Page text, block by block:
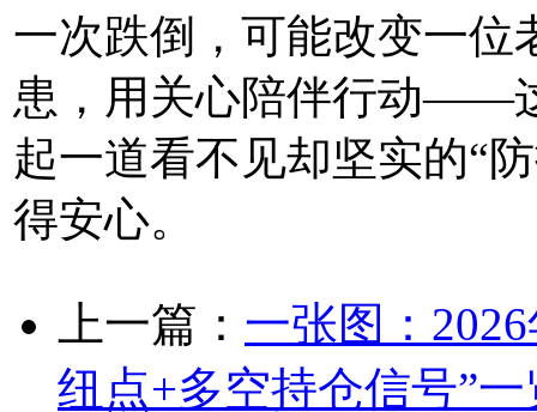
一次跌倒，可能改变一位
患，用关心陪伴行动——
起一道看不见却坚实的“
得安心。
上一篇： 一张图：
纽点+多空持仓信号”一